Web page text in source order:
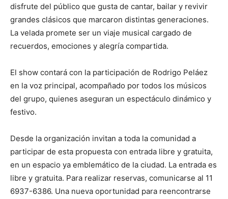
disfrute del público que gusta de cantar, bailar y revivir
grandes clásicos que marcaron distintas generaciones.
La velada promete ser un viaje musical cargado de
recuerdos, emociones y alegría compartida.
El show contará con la participación de Rodrigo Peláez
en la voz principal, acompañado por todos los músicos
del grupo, quienes aseguran un espectáculo dinámico y
festivo.
Desde la organización invitan a toda la comunidad a
participar de esta propuesta con entrada libre y gratuita,
en un espacio ya emblemático de la ciudad. La entrada es
libre y gratuita. Para realizar reservas, comunicarse al 11
6937-6386. Una nueva oportunidad para reencontrarse